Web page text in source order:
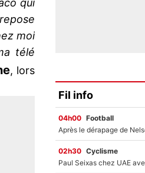
qui
moi
télé
, lors
Fil info
04h00 Football
02h30 Cyclisme